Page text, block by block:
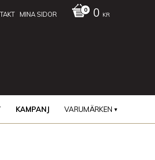
MINA SIDOR 0 KR
KAMPANJ VARUMÄRKEN